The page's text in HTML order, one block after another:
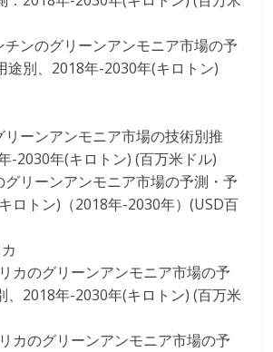
チンのグリーンアンモニア市場の予
途別、2018年-2030年(キロトン)
リーンアンモニア市場の技術別推
-2030年(キロトン) (百万米ドル)
グリーンアンモニア市場の予測・予
ロトン)（2018年-2030年）(USD百
カのグリーンアンモニア市場の予
、2018年-2030年(キロトン) (百万米
カのグリーンアンモニア市場の予